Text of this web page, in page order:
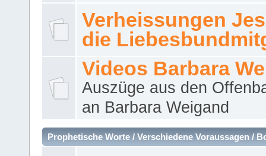
Verheissungen
die
Videos Barbara
Auszüge aus den
an Barbara Weigand
Prophetische Worte / Verschiedene Voraussagen /